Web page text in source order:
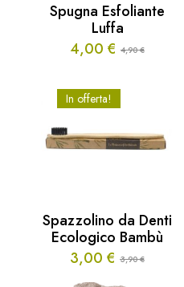
Spugna Esfoliante
Luffa
4,90€
Il
originale
era:
4,00 €
Il
attuale
è:
In offerta!
Spazzolino da Denti
Ecologico Bambù
3,90€
Il
3,00 €
Il